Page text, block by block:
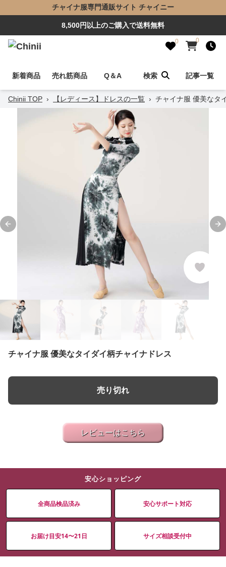
チャイナ服専門通販サイト チャイニー
8,500円以上のご購入で送料無料
0 0
新着商品 売れ筋商品 Q＆A 検索 記事一覧
Chinii TOP › 【レディース】ドレスの一覧 › チャイナ服 優美なタ
Previous slide
チャイナ服 優美なタイダイ柄チャイナドレス
売り切れ
レビューはこちら
安心ショッピング
全商品検品済み 安心サポート対応
お届け目安14〜21日 サイズ相談受付中